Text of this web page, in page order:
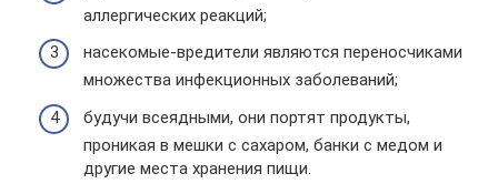
аллергических реакций;
насекомые-вредители являются переносчиками
множества инфекционных заболеваний;
будучи всеядными, они портят продукты,
проникая в мешки с сахаром, банки с медом и
другие места хранения пищи.